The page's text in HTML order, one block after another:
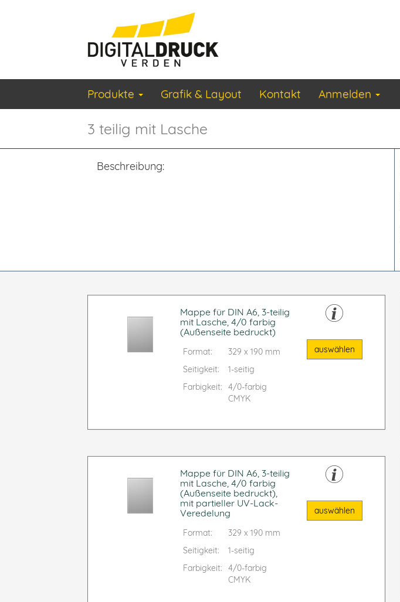
Produkte Grafik & Layout Kontakt Anmelden
3 teilig mit Lasche
Beschreibung:
Mappe für DIN A6, 3-teilig
mit Lasche, 4/0 farbig
(Außenseite bedruckt)
Format:
329 x 190 mm
Seitigkeit:
1-seitig
Farbigkeit:
4/0-farbig
CMYK
auswählen
Mappe für DIN A6, 3-teilig
mit Lasche, 4/0 farbig
(Außenseite bedruckt),
mit partieller UV-Lack-
Veredelung
Format:
329 x 190 mm
Seitigkeit:
1-seitig
Farbigkeit:
4/0-farbig
CMYK
auswählen